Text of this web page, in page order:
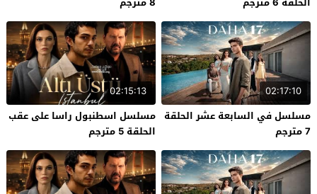
02:17:10
مسلسل في السابعة عشر الحلقة
7 مترجم
02:15:13
مسلسل اسطنبول راسا على عقب
الحلقة 5 مترجم